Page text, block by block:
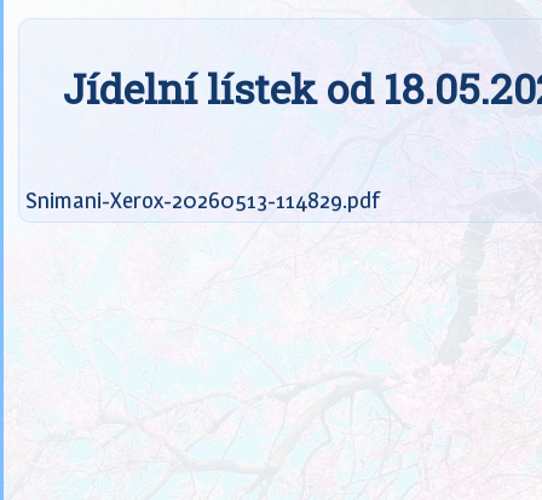
Jídelní lístek od
Snimani-Xerox-20260513-114829.pdf